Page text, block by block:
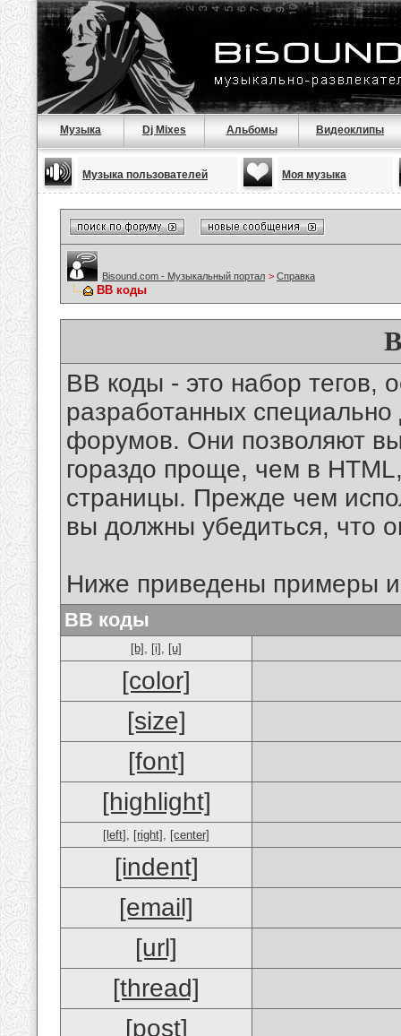
Музыка Dj Mixes Альбомы Видеоклипы
Музыка пользователей Моя музыка
Bisound.com - Музыкальный портал > Справка
BB коды
BB коды - это набор тегов,
разработанных
форумов. Они позволяют
гораздо проще, чем в
страницы. Прежде чем
вы должны убедиться, что
Ниже приведены примеры
BB коды
[b] , [i] , [u]
[color]
[size]
[font]
[highlight]
[left] , [right] , [center]
[indent]
[email]
[url]
[thread]
[post]